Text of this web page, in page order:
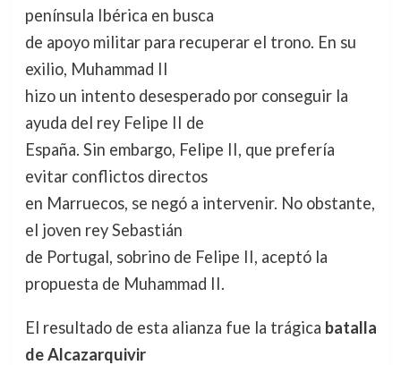
península Ibérica en busca
de apoyo militar para recuperar el trono. En su
exilio, Muhammad II
hizo un intento desesperado por conseguir la
ayuda del rey Felipe II de
España. Sin embargo, Felipe II, que prefería
evitar conflictos directos
en Marruecos, se negó a intervenir. No obstante,
el joven rey Sebastián
de Portugal, sobrino de Felipe II, aceptó la
propuesta de Muhammad II.
El resultado de esta alianza fue la trágica batalla
de Alcazarquivir